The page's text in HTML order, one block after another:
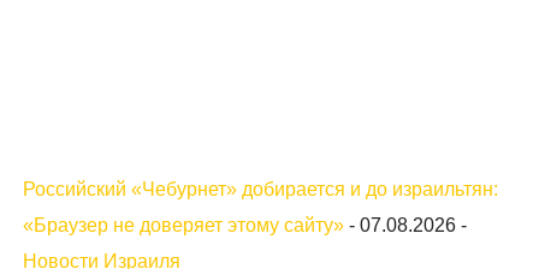
Российский «Чебурнет» добирается и до израильтян:
«Браузер не доверяет этому сайту» -07.08.2026 -
Новости Израиля